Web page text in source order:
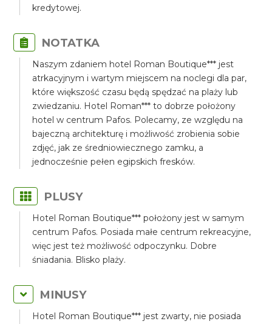
kredytowej.
NOTATKA
Naszym zdaniem hotel Roman Boutique*** jest
atrkacyjnym i wartym miejscem na noclegi dla par,
które większość czasu będą spędzać na plaży lub
zwiedzaniu. Hotel Roman*** to dobrze położony
hotel w centrum Pafos. Polecamy, ze względu na
bajeczną architekturę i możliwość zrobienia sobie
zdjęć, jak ze średniowiecznego zamku, a
jednocześnie pełen egipskich fresków.
PLUSY
Hotel Roman Boutique*** położony jest w samym
centrum Pafos. Posiada małe centrum rekreacyjne,
więc jest też możliwość odpoczynku. Dobre
śniadania. Blisko plaży.
MINUSY
Hotel Roman Boutique*** jest zwarty, nie posiada